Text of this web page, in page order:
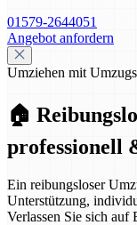
01579-2644051
Angebot anfordern
Umziehen mit
🏠
professionell
Ein reibungsloser
Unterstützung,
Verlassen Sie sich